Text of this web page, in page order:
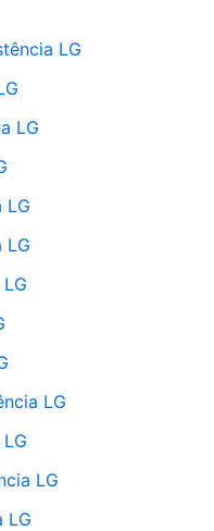
LG
LG
LG
LG
LG
LG
LG